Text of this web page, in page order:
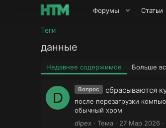
Форумы Статьи
Теги
данные
Недавнее содержимое Больше
D
Вопрос сбрасываются
после перезагрузки
обычный хром
dipex
Тема 27 Мар 2026